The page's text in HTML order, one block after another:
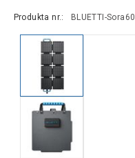
Produkta nr.: BLUETTI-Sora60